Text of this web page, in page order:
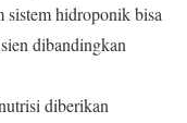
sistem hidroponik bisa
dibandingkan
diberikan